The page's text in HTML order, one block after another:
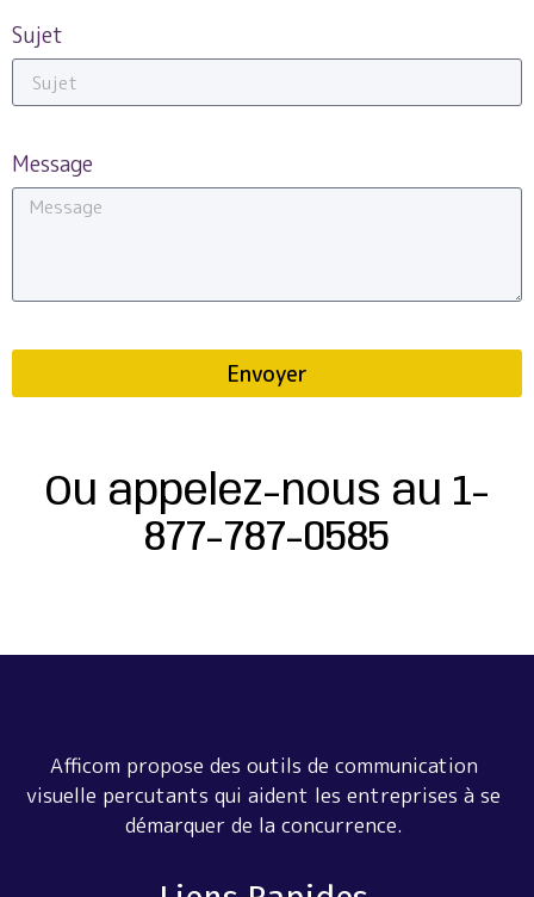
Sujet
Message
Envoyer
Ou appelez-nous au 1-
877-787-0585
Afficom propose des outils de communication
visuelle percutants qui aident les entreprises à se
démarquer de la concurrence.